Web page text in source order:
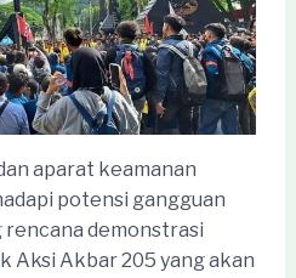
aparat keamanan
potensi gangguan
demonstrasi
Aksi Akbar 205 yang akan